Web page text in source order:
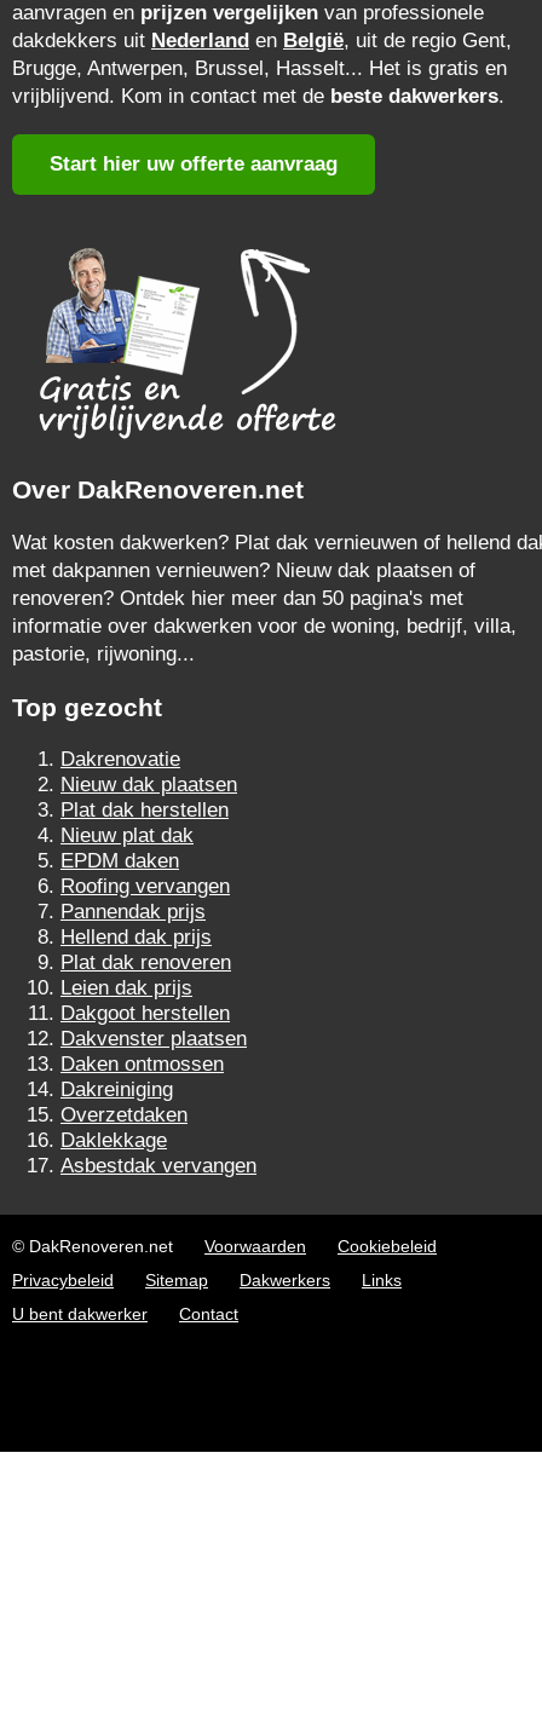
aanvragen en prijzen vergelijken van professionele
dakdekkers uit Nederland en België, uit de regio Gent,
Brugge, Antwerpen, Brussel, Hasselt... Het is gratis en
vrijblijvend. Kom in contact met de beste dakwerkers.
Start hier uw offerte aanvraag
Over DakRenoveren.net
Wat kosten dakwerken? Plat dak vernieuwen of hellend
met dakpannen vernieuwen? Nieuw dak plaatsen of
renoveren? Ontdek hier meer dan 50 pagina's met
informatie over dakwerken voor de woning, bedrijf, villa,
pastorie, rijwoning...
Top gezocht
Dakrenovatie
Nieuw dak plaatsen
Plat dak herstellen
Nieuw plat dak
EPDM daken
Roofing vervangen
Pannendak prijs
Hellend dak prijs
Plat dak renoveren
Leien dak prijs
Dakgoot herstellen
Dakvenster plaatsen
Daken ontmossen
Dakreiniging
Overzetdaken
Daklekkage
Asbestdak vervangen
© DakRenoveren.net Voorwaarden
Cookiebeleid
Privacybeleid
Sitemap Dakwerkers
Links
U bent dakwerker
Contact